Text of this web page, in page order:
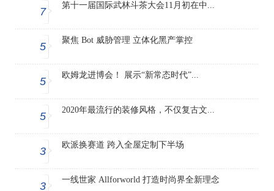
7
第十一届国际武林斗茶大会11月初在中...
5
聚焦 Bot 威胁管理 立体化黑产掌控
5
欧姆龙进博会！ 展示“新常态时代”...
5
2020年最流行的装修风格，不仅复古文...
3
欧派换赛道 跨入全屋定制下半场
3
一线世家 Allforworld 打造时尚界全新理念